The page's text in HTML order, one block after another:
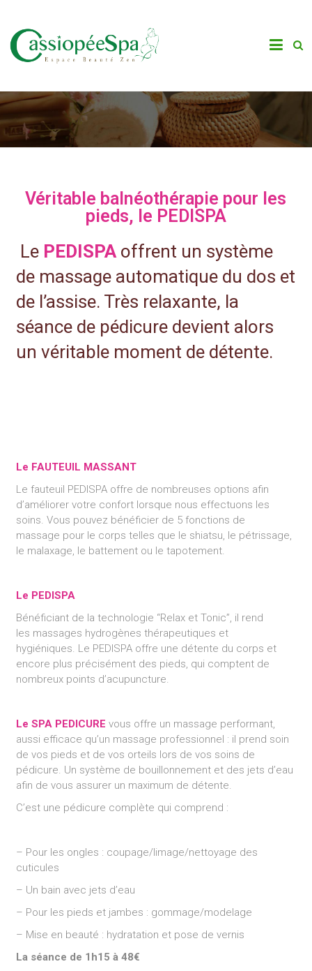
Véritable balnéothérapie pour les
pieds, le PEDISPA
Le PEDISPA offrent un système
de massage automatique du dos et
de l’assise. Très relaxante, la
séance de pédicure devient alors
un véritable moment de détente.
Le FAUTEUIL MASSANT
Le fauteuil PEDISPA offre de nombreuses options afin
d’améliorer votre confort lorsque nous effectuons les
soins. Vous pouvez bénéficier de 5 fonctions de
massage pour le corps telles que le shiatsu, le pétrissage,
le malaxage, le battement ou le tapotement.
Le PEDISPA
Bénéficiant de la technologie “Relax et Tonic”, il rend
les massages hydrogènes thérapeutiques et
hygiéniques. Le PEDISPA offre une détente du corps et
encore plus précisément des pieds, qui comptent de
nombreux points d’acupuncture.
Le SPA PEDICURE vous offre un massage performant,
aussi efficace qu’un massage professionnel : il prend soin
de vos pieds et de vos orteils lors de vos soins de
pédicure. Un système de bouillonnement et des jets d’eau
afin de vous assurer un maximum de détente.
C’est une pédicure complète qui comprend :
– Pour les ongles : coupage/limage/nettoyage des
cuticules
– Un bain avec jets d’eau
– Pour les pieds et jambes : gommage/modelage
– Mise en beauté : hydratation et pose de vernis
La séance de 1h15 à 48€